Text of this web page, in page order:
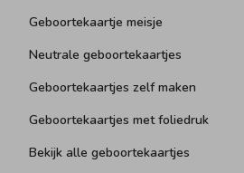
Geboortekaartje meisje
Neutrale geboortekaartjes
Geboortekaartjes zelf maken
Geboortekaartjes met foliedruk
Bekijk alle geboortekaartjes